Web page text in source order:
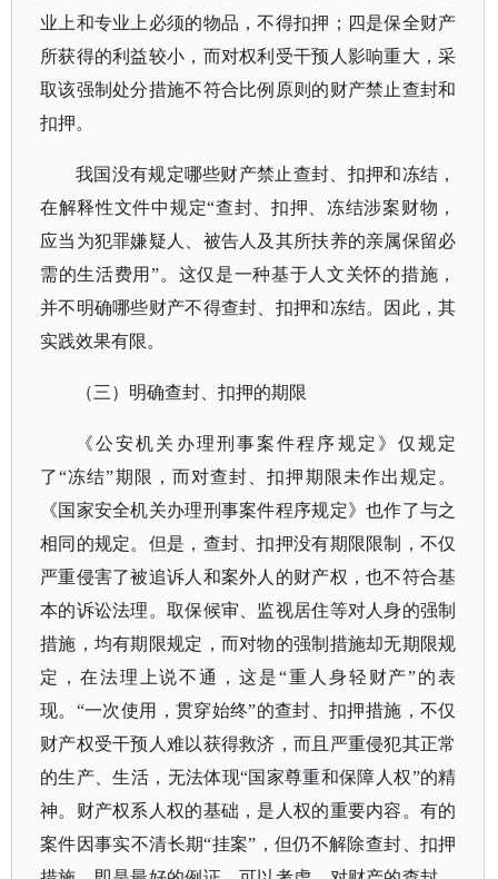
业上和专业上必须的物品，不得扣押；四是保全财产
所获得的利益较小，而对权利受干预人影响重大，采
取该强制处分措施不符合比例原则的财产禁止查封和
扣押。
我国没有规定哪些财产禁止查封、扣押和冻结，
在解释性文件中规定“查封、扣押、冻结涉案财物，
应当为犯罪嫌疑人、被告人及其所扶养的亲属保留必
需的生活费用”。这仅是一种基于人文关怀的措施，
并不明确哪些财产不得查封、扣押和冻结。因此，其
实践效果有限。
（三）明确查封、扣押的期限
《公安机关办理刑事案件程序规定》仅规定
了“冻结”期限，而对查封、扣押期限未作出规定。
《国家安全机关办理刑事案件程序规定》也作了与之
相同的规定。但是，查封、扣押没有期限限制，不仅
严重侵害了被追诉人和案外人的财产权，也不符合基
本的诉讼法理。取保候审、监视居住等对人身的强制
措施，均有期限规定，而对物的强制措施却无期限规
定，在法理上说不通，这是“重人身轻财产”的表
现。“一次使用，贯穿始终”的查封、扣押措施，不仅
财产权受干预人难以获得救济，而且严重侵犯其正常
的生产、生活，无法体现“国家尊重和保障人权”的精
神。财产权系人权的基础，是人权的重要内容。有的
案件因事实不清长期“挂案”，但仍不解除查封、扣押